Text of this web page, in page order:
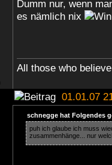
Dumm nur, wenn
es nämlich nix
All those who
01.01.07
schnegge hat Folgendes
puh ich glaube ich muss
zusammenhänge... nur